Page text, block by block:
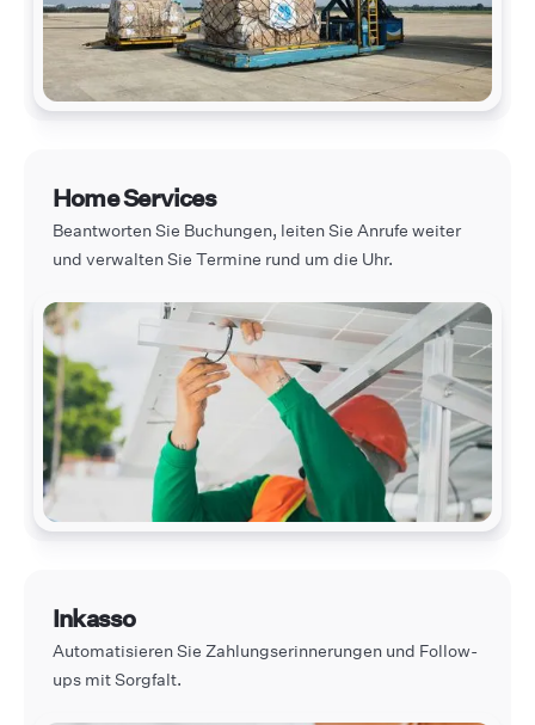
Home Services
Beantworten Sie Buchungen, leiten Sie Anrufe weiter
und verwalten Sie Termine rund um die Uhr.
Inkasso
Automatisieren Sie Zahlungserinnerungen und Follow-
ups mit Sorgfalt.